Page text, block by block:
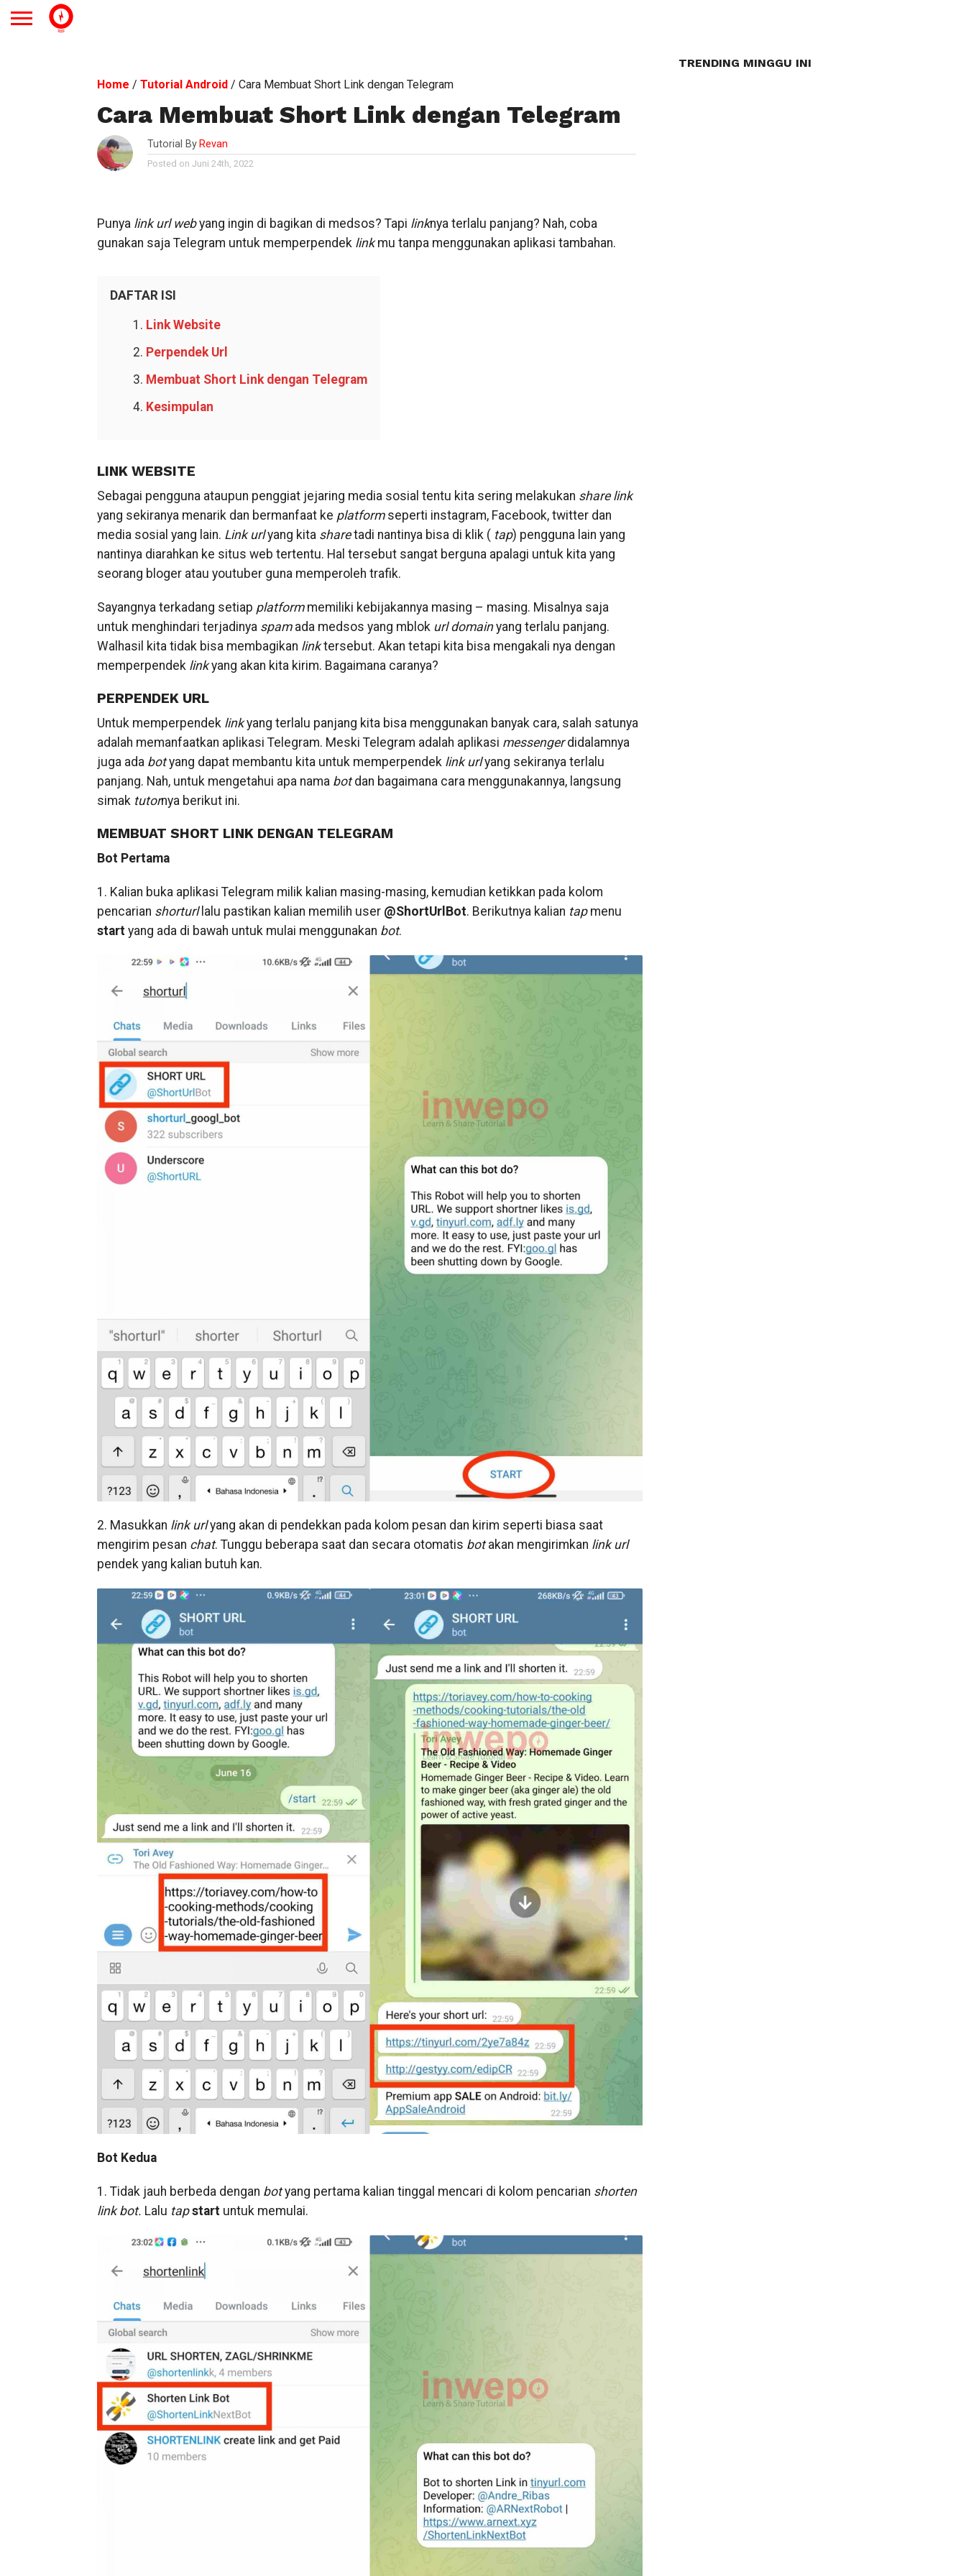
Home / Tutorial Android/ Cara Membuat Short Link dengan Telegram
Cara Membuat Short Link dengan Telegram
Tutorial By Revan
Posted on Juni 24th, 2022
Punya link url webyang ingin di bagikan di medsos? Tapi linknya terlalu panjang? Nah, coba
gunakan saja Telegram untuk memperpendek linkmu tanpa menggunakan aplikasi tambahan.
DAFTAR ISI
Link Website
Perpendek Url
Membuat Short Link dengan Telegram
Kesimpulan
LINK WEBSITE
Sebagai pengguna ataupun penggiat jejaring media sosial tentu kita sering melakukan share link
yang sekiranya menarik dan bermanfaat ke platformseperti instagram, Facebook, twitter dan
media sosial yang lain. Link urlyang kita sharetadi nantinya bisa di klik ( tap) pengguna lain yang
nantinya diarahkan ke situs web tertentu. Hal tersebut sangat berguna apalagi untuk kita yang
seorang bloger atau youtuber guna memperoleh trafik.
Sayangnya terkadang setiap platformmemiliki kebijakannya masing – masing. Misalnya saja
untuk menghindari terjadinya spamada medsos yang mblok url domainyang terlalu panjang.
Walhasil kita tidak bisa membagikan linktersebut. Akan tetapi kita bisa mengakali nya dengan
memperpendek linkyang akan kita kirim. Bagaimana caranya?
PERPENDEK URL
Untuk memperpendek linkyang terlalu panjang kita bisa menggunakan banyak cara, salah satunya
adalah memanfaatkan aplikasi Telegram. Meski Telegram adalah aplikasi messengerdidalamnya
juga ada botyang dapat membantu kita untuk memperpendek link urlyang sekiranya terlalu
panjang. Nah, untuk mengetahui apa nama botdan bagaimana cara menggunakannya, langsung
simak tutornya berikut ini.
MEMBUAT SHORT LINK DENGAN TELEGRAM
Bot Pertama
1. Kalian buka aplikasi Telegram milik kalian masing-masing, kemudian ketikkan pada kolom
pencarian shorturllalu pastikan kalian memilih user @ShortUrlBot. Berikutnya kalian tapmenu
startyang ada di bawah untuk mulai menggunakan bot.
2. Masukkan link urlyang akan di pendekkan pada kolom pesan dan kirim seperti biasa saat
mengirim pesan chat. Tunggu beberapa saat dan secara otomatis botakan mengirimkan link url
pendek yang kalian butuh kan.
Bot Kedua
1. Tidak jauh berbeda dengan botyang pertama kalian tinggal mencari di kolom pencarian shorten
link bot. Lalu tap startuntuk memulai.
TRENDING MINGGU INI